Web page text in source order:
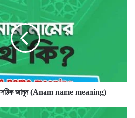
সঠিক জানুন (Anam name meaning)